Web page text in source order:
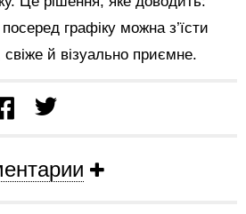
графіку можна з’їсти
свіже й візуально приємне.